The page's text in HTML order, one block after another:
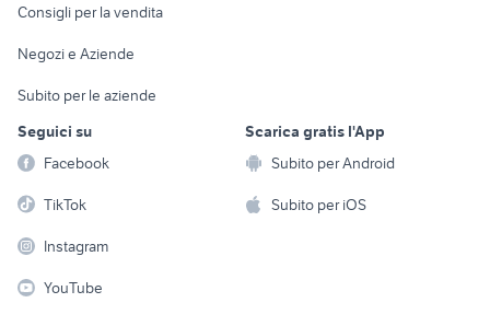
Fotografia
Telefonia
Biciclette
Consigli per la vendita
Negozi e Aziende
Subito per le aziende
Seguici su
Facebook
TikTok
Instagram
YouTube
Scarica gratis l'App
Subito per Android
Subito per iOS